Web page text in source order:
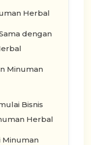
Herbal
dengan
Minuman
Bisnis
Herbal
Minuman